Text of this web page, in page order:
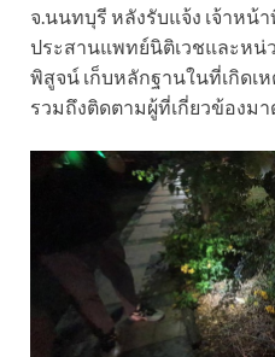
จ.นนทบุรี หลังรับแจ้ง เจ้าหน้
ประสานแพทย์นิติเวชและหน่
พิสูจน์ เก็บหลักฐานในที่เกิดเ
รวมถึงติดตามผู้ที่เกี่ยวข้องม